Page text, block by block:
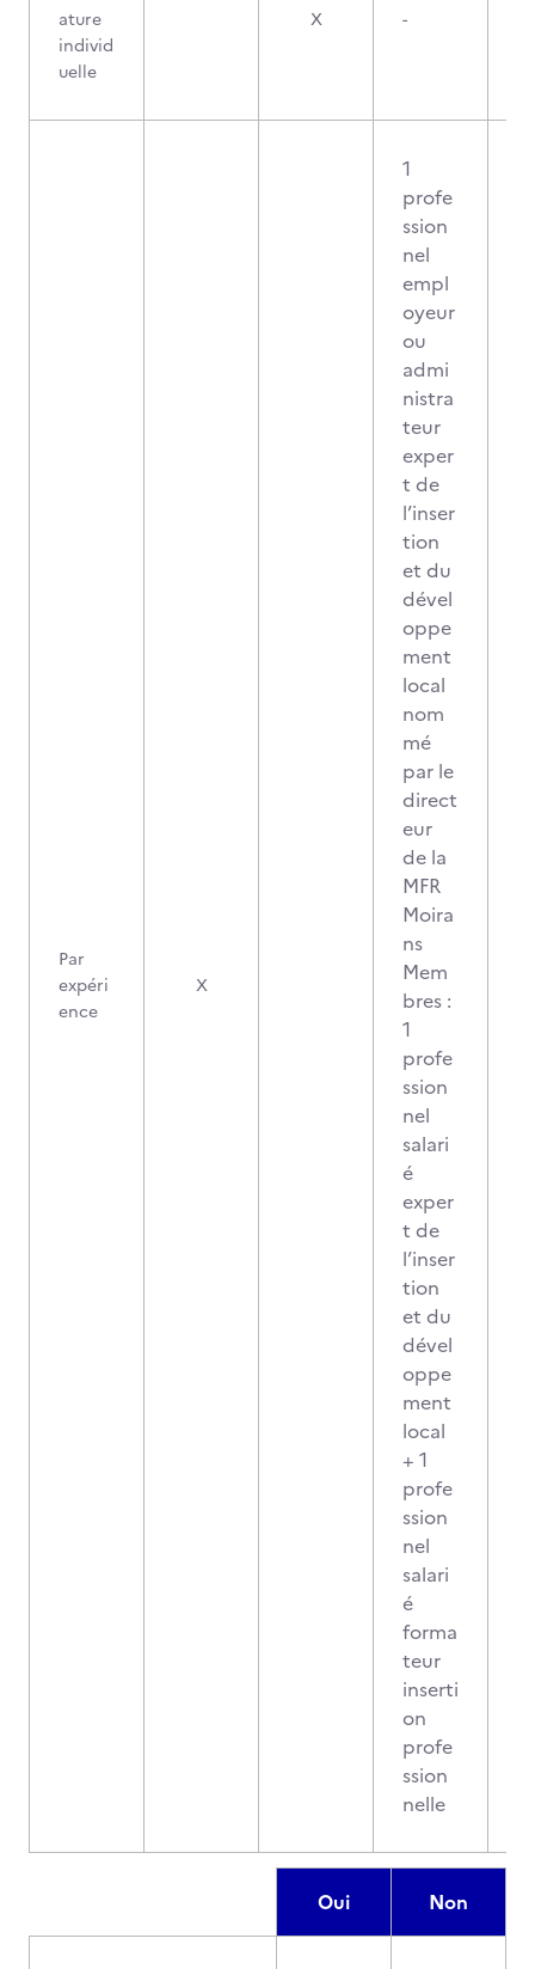
ature
individ
uelle
X -
Par
expéri
ence
X
1
profe
ssion
nel
empl
oyeur
ou
admi
nistra
teur
exper
t de
l’inser
tion
et du
dével
oppe
ment
local
nom
mé
par le
direct
eur
de la
MFR
Moira
ns
Mem
bres :
1
profe
ssion
nel
salari
é
exper
t de
l’inser
tion
et du
dével
oppe
ment
local
+ 1
profe
ssion
nel
salari
é
forma
teur
inserti
on
profe
ssion
nelle
Oui Non